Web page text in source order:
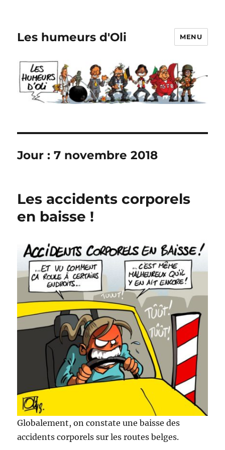
Les humeurs d'Oli MENU
Jour :7 novembre 2018
Les accidents corporels
en baisse !
Globalement, on constate une baisse des
accidents corporels sur les routes belges.